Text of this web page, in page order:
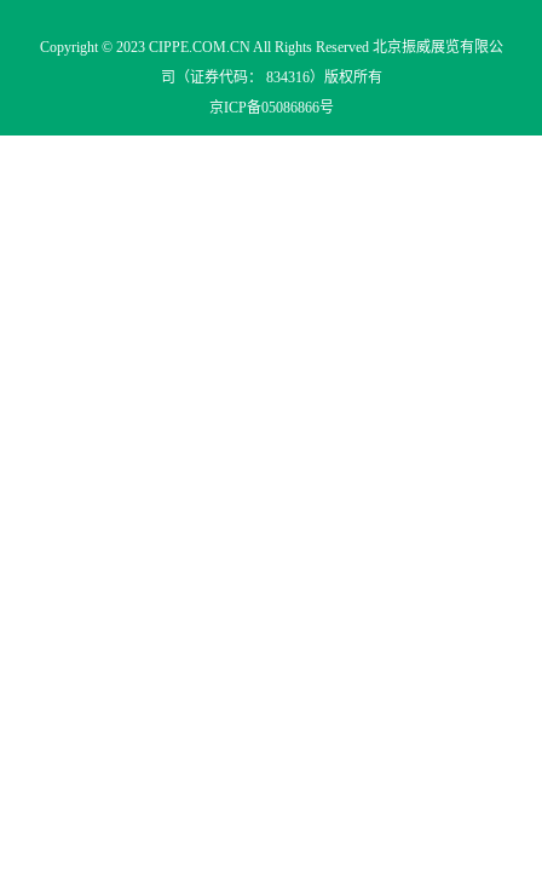
Copyright © 2023 CIPPE.COM.CN All Rights Reserved 北京振威展览有限公
司（证券代码： 834316）版权所有
京ICP备05086866号